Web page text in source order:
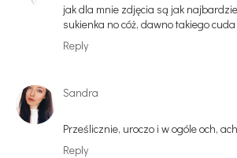
jak dla mnie zdjęcia są jak
sukienka no cóż, dawno takiego
Reply
Sandra
Prześlicznie, uroczo i w ogóle och,
Reply